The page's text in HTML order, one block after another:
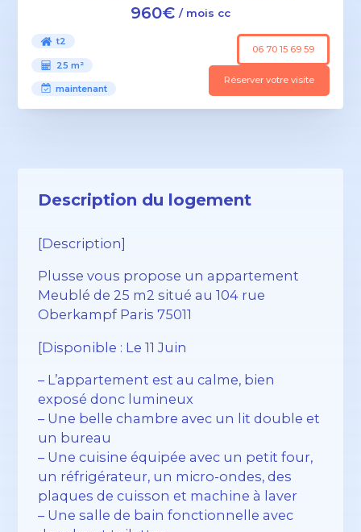
960€ / mois cc
t2
25 m²
maintenant
06 70 15 69 59
Réserver votre visite
Description du logement
[Description]
Plusse vous propose un appartement
Meublé de 25 m2 situé au 104 rue
Oberkampf Paris 75011
[Disponible : Le 11 Juin
– L’appartement est au calme, bien
exposé donc lumineux
– Une belle chambre avec un lit double et
un bureau
– Une cuisine équipée avec un petit four,
un réfrigérateur, un micro-ondes, des
plaques de cuisson et machine à laver
– Une salle de bain fonctionnelle avec